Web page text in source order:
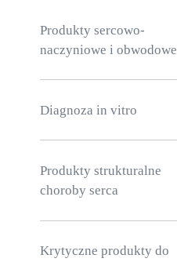
Produkty sercowo-
naczyniowe i obwodowe
Diagnoza in vitro
Produkty strukturalne
choroby serca
Krytyczne produkty do